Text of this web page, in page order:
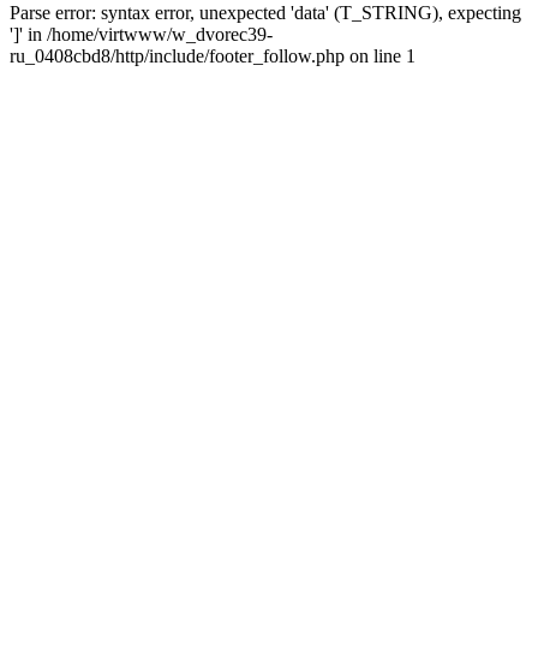
Parse error: syntax error, unexpected 'data' (T_STRING), expecting
']' in /home/virtwww/w_dvorec39-
ru_0408cbd8/http/include/footer_follow.php on line 1